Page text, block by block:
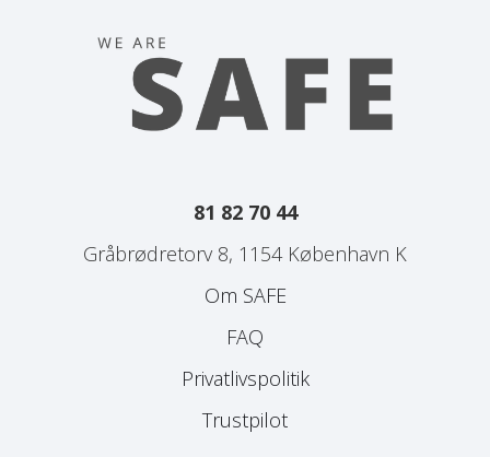
81 82 70 44
Gråbrødretorv 8, 1154 København K
Om SAFE
FAQ
Privatlivspolitik
Trustpilot